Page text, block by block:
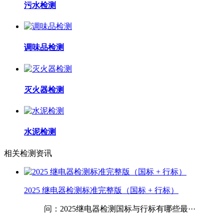
污水检测
调味品检测
灭火器检测
水泥检测
相关检测资讯
2025 继电器检测标准完整版（国标 + 行标）
问：2025继电器检测国标与行标有哪些最···